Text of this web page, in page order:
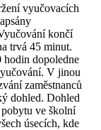
vyučovacích
končí
trvá 45 minut.
hodin dopoledne
V jinou
zaměstnanců
dohled. Dohled
ve školní
úsecích, kde